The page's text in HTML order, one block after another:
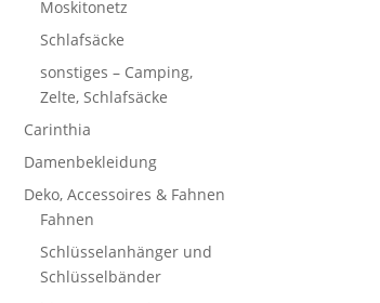
Moskitonetz
Schlafsäcke
sonstiges – Camping,
Zelte, Schlafsäcke
Carinthia
Damenbekleidung
Deko, Accessoires & Fahnen
Fahnen
Schlüsselanhänger und
Schlüsselbänder